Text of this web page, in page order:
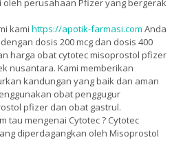
kami https://apotik-farmasi.com Anda
dosis 200 mcg dan dosis 400
harga obat cytotec misoprostol pfizer
nusantara. Kami memberikan
kandungan yang baik dan aman
obat penggugur
pfizer dan obat gastrul.
tau mengenai Cytotec ? Cytotec
diperdagangkan oleh Misoprostol